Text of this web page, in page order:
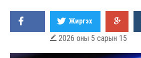
Жиргэх
 2026 оны 5 сарын 15